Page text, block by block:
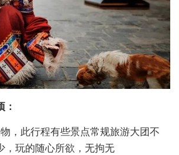
，此行程有些景点常规旅游大团不
，玩的随心所欲，无拘无